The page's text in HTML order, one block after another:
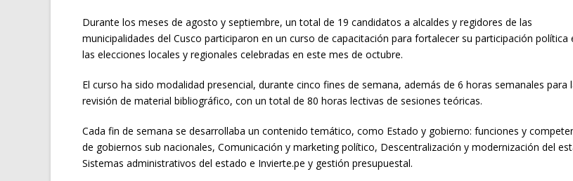
Durante los meses de agosto y septiembre, un total de 19 candidatos a alcaldes y regidores de las
municipalidades del Cusco participaron en un curso de capacitación para fortalecer su participación política
las elecciones locales y regionales celebradas en este mes de octubre.
El curso ha sido modalidad presencial, durante cinco fines de semana, además de 6 horas semanales para
revisión de material bibliográfico, con un total de 80 horas lectivas de sesiones teóricas.
Cada fin de semana se desarrollaba un contenido temático, como Estado y gobierno: funciones y
de gobiernos sub nacionales, Comunicación y marketing político, Descentralización y modernización del
Sistemas administrativos del estado e Invierte.pe y gestión presupuestal.